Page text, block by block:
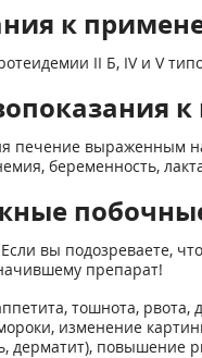
к
II Б, IV и V
печение выраженным
беременность,
вы подозреваете,
препарат!
тошнота,
изменение
дерматит), повышение